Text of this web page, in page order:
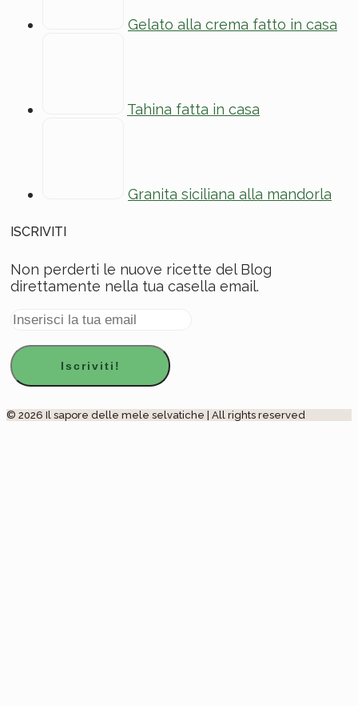
Gelato alla crema fatto in casa
Tahina fatta in casa
Granita siciliana alla mandorla
ISCRIVITI
Non perderti le nuove ricette del Blog
direttamente nella tua casella email.
© 2026 Il sapore delle mele selvatiche | All rights reserved